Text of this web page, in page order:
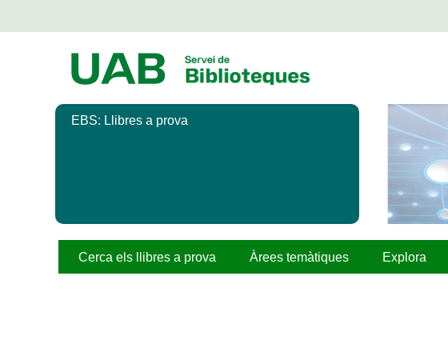
EBS: Llibres a prova
Cerca els llibres a prova Àrees temàtiques Explora